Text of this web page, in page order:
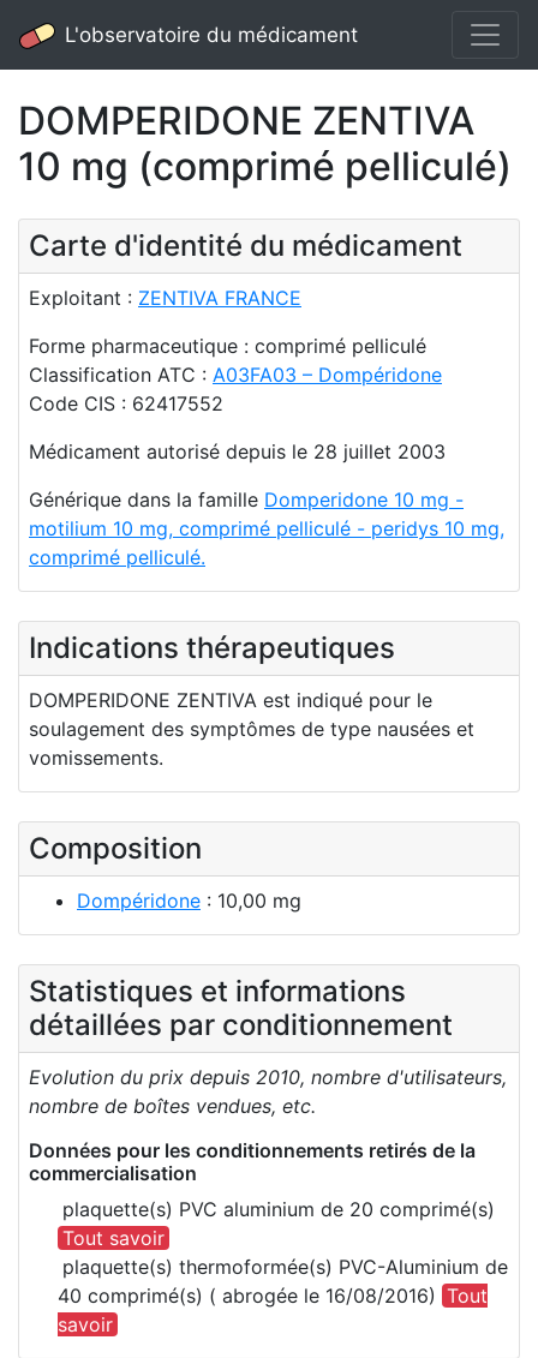
L'observatoire du médicament
DOMPERIDONE ZENTIVA
10 mg (comprimé pelliculé)
Carte d'identité du médicament
Exploitant : ZENTIVA FRANCE
Forme pharmaceutique : comprimé pelliculé
Classification ATC : A03FA03 – Dompéridone
Code CIS : 62417552
Médicament autorisé depuis le 28 juillet 2003
Générique dans la famille Domperidone 10 mg -
motilium 10 mg, comprimé pelliculé - peridys 10 mg,
comprimé pelliculé.
Indications thérapeutiques
DOMPERIDONE ZENTIVA est indiqué pour le
soulagement des symptômes de type nausées et
vomissements.
Composition
Dompéridone : 10,00 mg
Statistiques et informations
détaillées par conditionnement
Evolution du prix depuis 2010, nombre d'utilisateurs,
nombre de boîtes vendues, etc.
Données pour les conditionnements retirés de la
commercialisation
plaquette(s) PVC aluminium de 20 comprimé(s)
Tout savoir
plaquette(s) thermoformée(s) PVC-Aluminium de
40 comprimé(s) ( abrogée le 16/08/2016) Tout
savoir